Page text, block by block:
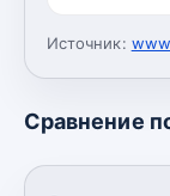
Источник:
Сравнение